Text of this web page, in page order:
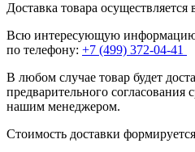
Доставка товара
Всю интересующую информацию
по телефону: +7 (499) 372-04-41
В любом случае товар будет
предварительного согласования
нашим менеджером.
Стоимость доставки